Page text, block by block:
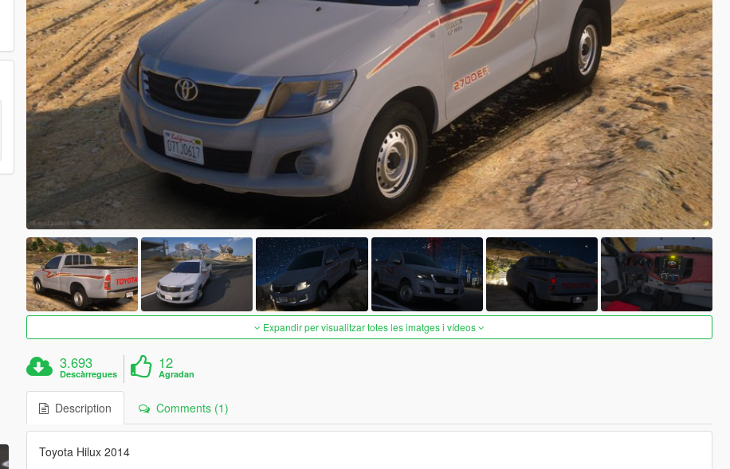
Expandir per visualitzar totes les imatges i vídeos
3.693
Descàrregues
12
Agradan
Description Comments (1)
Toyota Hilux 2014